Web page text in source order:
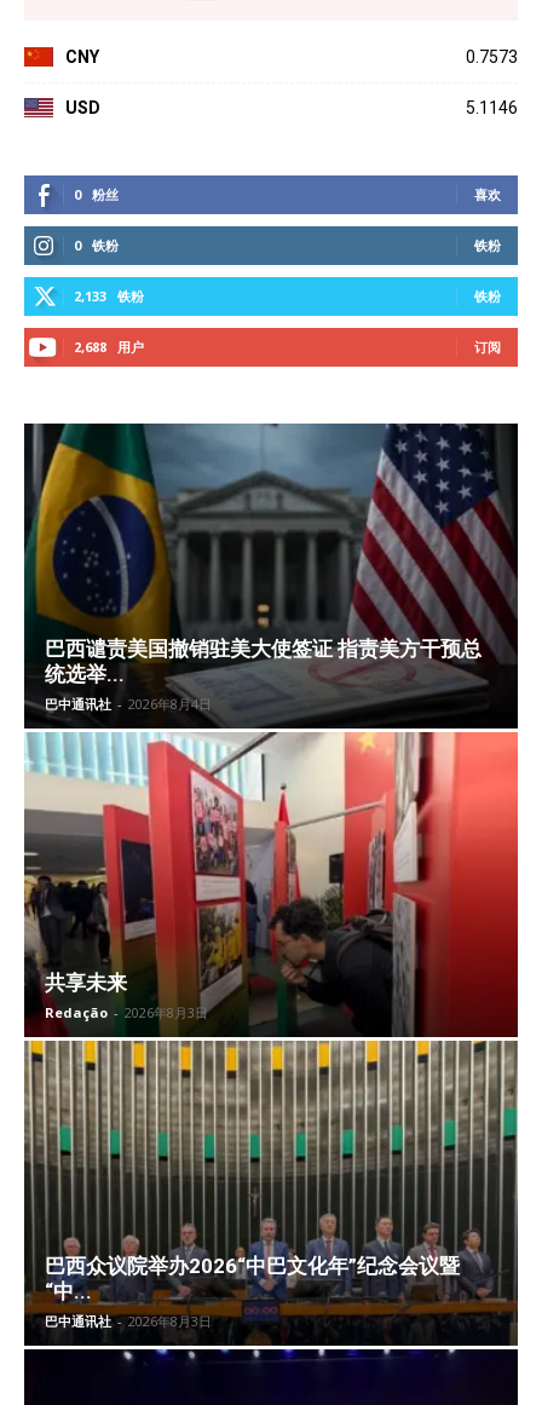
CNY 0.7573
USD 5.1146
0 粉丝 喜欢
0 铁粉 铁粉
2,133 铁粉 铁粉
2,688 用户 订阅
巴西谴责美国撤销驻美大使签证 指责美方干预总
统选举...
巴中通讯社 - 2026年8月4日
共享未来
Redação - 2026年8月3日
巴西众议院举办2026“中巴文化年”纪念会议暨
“中...
巴中通讯社 - 2026年8月3日